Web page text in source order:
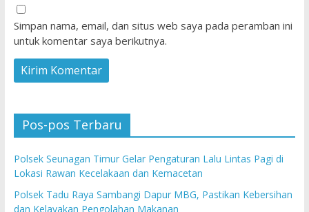
Simpan nama, email, dan situs web saya pada peramban ini
untuk komentar saya berikutnya.
Pos-pos Terbaru
Polsek Seunagan Timur Gelar Pengaturan Lalu Lintas Pagi di
Lokasi Rawan Kecelakaan dan Kemacetan
Polsek Tadu Raya Sambangi Dapur MBG, Pastikan Kebersihan
dan Kelayakan Pengolahan Makanan